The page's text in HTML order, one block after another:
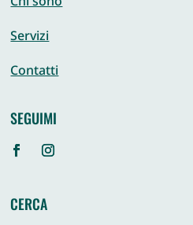
Servizi
Contatti
SEGUIMI
CERCA